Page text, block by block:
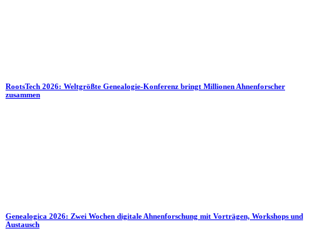
RootsTech 2026: Weltgrößte Genealogie-Konferenz bringt Millionen Ahnenforscher
zusammen
Genealogica 2026: Zwei Wochen digitale Ahnenforschung mit Vorträgen, Workshops und
Austausch